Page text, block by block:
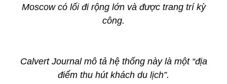
Moscow có lối đi rộng lớn và được trang trí kỳ
công.
Calvert Journal mô tả hệ thống này là một “địa
điểm thu hút khách du lịch”.